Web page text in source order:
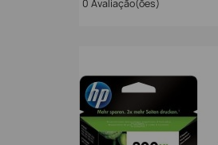
0 Avaliação(ões)